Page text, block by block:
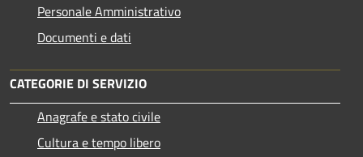
Personale Amministrativo
Documenti e dati
CATEGORIE DI SERVIZIO
Anagrafe e stato civile
Cultura e tempo libero